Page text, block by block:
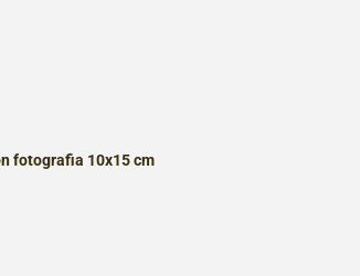
fotografia 10x15 cm